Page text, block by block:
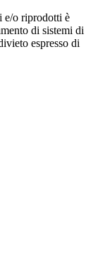
e/o riprodotti è
di sistemi di
espresso di